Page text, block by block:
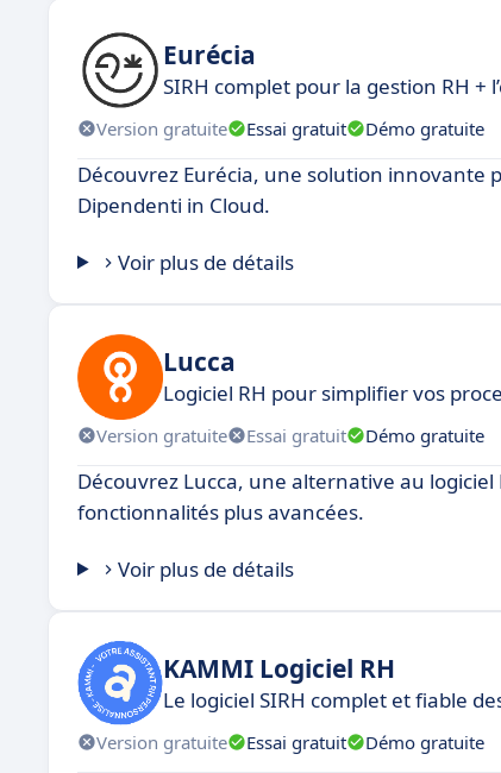
Eurécia
SIRH complet pour la gestion RH +
Version gratuite Essai gratuit Démo gratuite
Découvrez Eurécia, une solution innovante
Dipendenti in Cloud.
Voir plus de détails
Lucca
Logiciel RH pour simplifier vos
Version gratuite Essai gratuit Démo gratuite
Découvrez Lucca, une alternative au
fonctionnalités plus avancées.
Voir plus de détails
KAMMI Logiciel RH
Le logiciel SIRH complet et fiable
Version gratuite Essai gratuit Démo gratuite